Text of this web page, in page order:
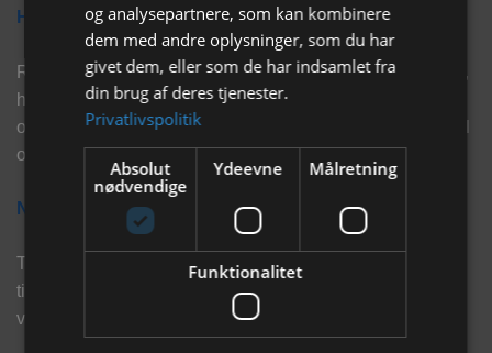
Hvorfor vælge Rabbitpet?
Rabbitpet sælger ikke kun kvalitetsprodukter såsom, foder,
hø, aktivering, strøelse mm. til vores kunder. Vi hjælper
også med rådgivning, så tøv ikke med at skrive eller ring til
os for hjælp..
Nyhedsbrev
Tilmeld dig vores nyhedsbrev og eksklusive tilbud og få
tilbud på mail før andre gør. Vi vil holde dig opdateret med
vores seneste information, produkter og tilbud.
og analysepartnere, som kan kombinere
dem med andre oplysninger, som du har
givet dem, eller som de har indsamlet fra
din brug af deres tjenester.
Privatlivspolitik
Absolut
nødvendige
Ydeevne Målretning
Funktionalitet